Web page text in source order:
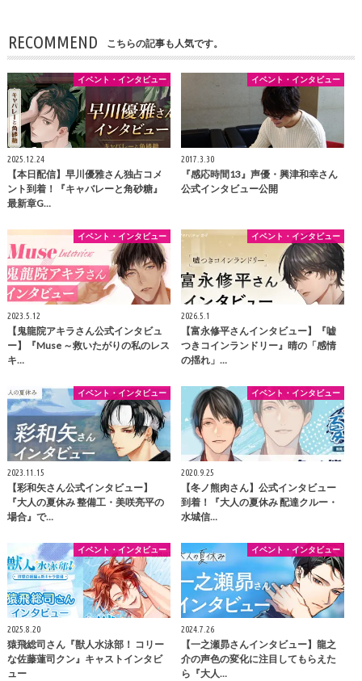
RECOMMEND こちらの記事も人気です。
イベント・インタビュー
2025.12.24
【本日配信】早川優雅さん独占コメ
ント到着！『キャバレーと角砂糖』
最新章G…
イベント・インタビュー
2017.3.30
『感応時間13』声優・興津和幸さん
公式インタビュー公開
イベント・インタビュー
2023.5.12
【鬼龍院アキラさん公式インタビュ
ー】『Muse ～救いたがりの私のレス
キ…
イベント・インタビュー
2026.5.1
【富永修平さんインタビュー】『嘘
つきコインランドリー』晴の「感情
の揺れ」…
イベント・インタビュー
2023.11.15
【彩和矢さん公式インタビュー】
『大人の夏休み 整備工・美咲亮平の
場合』で…
イベント・インタビュー
2020.9.25
【冬ノ熊肉さん】公式インタビュー
到着！『大人の夏休み 配達クルー・
水城信…
イベント・インタビュー
2025.8.20
猿飛総司さん『獣人水泳部！ コリー
な佐藤蓮司クン』キャストインタビ
ュー
イベント・インタビュー
2024.7.26
【一之瀬昴さんインタビュー】龍之
介の声色の変化に注目してもらえた
ら『大人…